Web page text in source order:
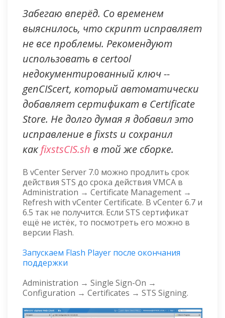
Забегаю вперёд. Со временем
выяснилось, что скрипт исправляет
не все проблемы. Рекомендуют
использовать в certool
недокументированный ключ --
genCIScert, который автоматически
добавляет сертификат в Certificate
Store. Не долго думая я добавил это
исправление в fixsts и сохранил
какfixstsCIS.sh в той же сборке.
В vCenter Server 7.0 можно продлить срок
действия STS до срока действия VMCA в
Administration → Certificate Management →
Refresh with vCenter Certificate. В vCenter 6.7 и
6.5 так не получится. Если STS сертификат
ещё не истёк, то посмотреть его можно в
версии Flash.
Запускаем Flash Player после окончания
поддержки
Administration → Single Sign-On →
Configuration → Certificates → STS Signing.